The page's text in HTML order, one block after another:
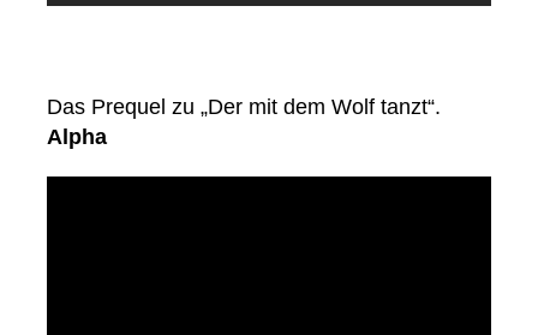
Das Prequel zu „Der mit dem Wolf tanzt“.
Alpha